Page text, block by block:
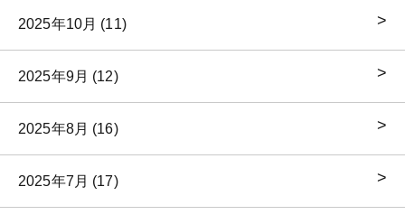
2025年10月 (11)
2025年9月 (12)
2025年8月 (16)
2025年7月 (17)